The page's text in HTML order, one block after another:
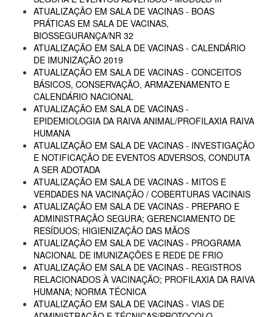
ATUALIZAÇÃO EM SALA DE VACINAS - BOAS
PRÁTICAS EM SALA DE VACINAS,
BIOSSEGURANÇA/NR 32
ATUALIZAÇÃO EM SALA DE VACINAS - CALENDÁRIO
DE IMUNIZAÇÃO 2019
ATUALIZAÇÃO EM SALA DE VACINAS - CONCEITOS
BÁSICOS, CONSERVAÇÃO, ARMAZENAMENTO E
CALENDÁRIO NACIONAL
ATUALIZAÇÃO EM SALA DE VACINAS -
EPIDEMIOLOGIA DA RAIVA ANIMAL/PROFILAXIA RAIVA
HUMANA
ATUALIZAÇÃO EM SALA DE VACINAS - INVESTIGAÇÃO
E NOTIFICAÇÃO DE EVENTOS ADVERSOS, CONDUTA
A SER ADOTADA
ATUALIZAÇÃO EM SALA DE VACINAS - MITOS E
VERDADES NA VACINAÇÃO / COBERTURAS VACINAIS
ATUALIZAÇÃO EM SALA DE VACINAS - PREPARO E
ADMINISTRAÇÃO SEGURA; GERENCIAMENTO DE
RESÍDUOS; HIGIENIZAÇÃO DAS MÃOS
ATUALIZAÇÃO EM SALA DE VACINAS - PROGRAMA
NACIONAL DE IMUNIZAÇÕES E REDE DE FRIO
ATUALIZAÇÃO EM SALA DE VACINAS - REGISTROS
RELACIONADOS À VACINAÇÃO; PROFILAXIA DA RAIVA
HUMANA; NORMA TÉCNICA
ATUALIZAÇÃO EM SALA DE VACINAS - VIAS DE